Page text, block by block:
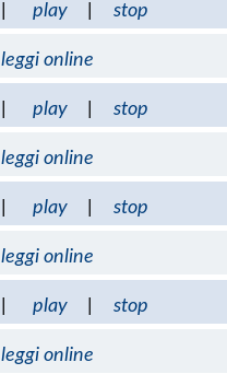
play stop
leggi online
play stop
leggi online
play stop
leggi online
play stop
leggi online